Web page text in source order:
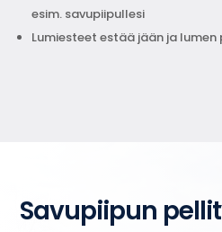
esim. savupiipullesi
Lumiesteet estää jään ja
Savupiipun